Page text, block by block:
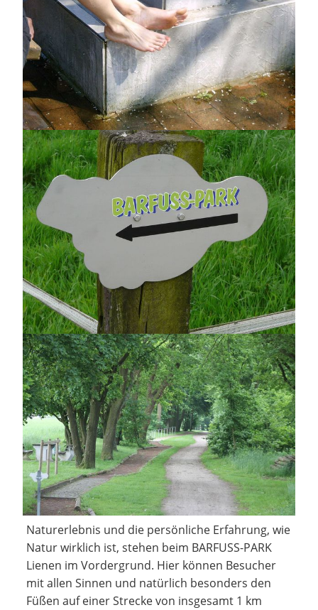
Naturerlebnis und die persönliche Erfahrung, wie
Natur wirklich ist, stehen beim BARFUSS-PARK
Lienen im Vordergrund. Hier können Besucher
mit allen Sinnen und natürlich besonders den
Füßen auf einer Strecke von insgesamt 1 km